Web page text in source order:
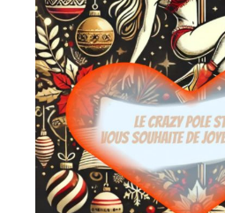
Shooting Studio Laura Miklave
Shooting Show Laura Miklave
Shooting Studio Crazy Pole Team
Shooting Urban Laura Miklave
Shooting Workshops
CONTACT